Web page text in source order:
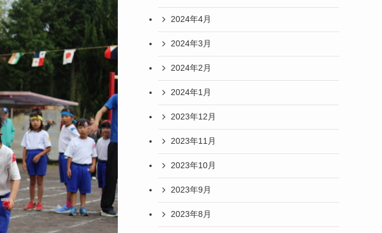
2024年4月
2024年3月
2024年2月
2024年1月
2023年12月
2023年11月
2023年10月
2023年9月
2023年8月